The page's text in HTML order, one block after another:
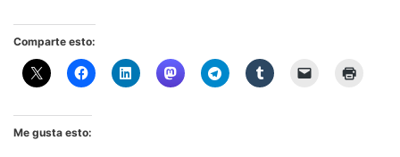
Comparte esto:
Me gusta esto: